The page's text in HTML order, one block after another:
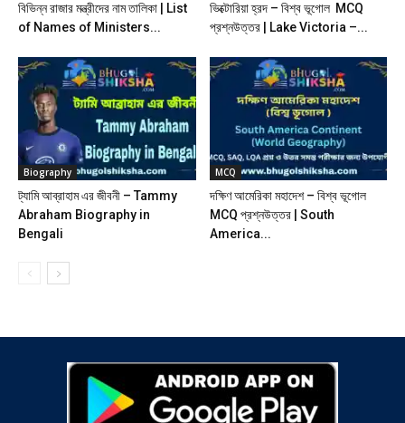
বিভিন্ন রাজার মন্ত্রীদের নাম তালিকা | List
of Names of Ministers...
ভিক্টোরিয়া হ্রদ – বিশ্ব ভূগোল MCQ
প্রশ্নউত্তর | Lake Victoria –...
Biography
ট্যামি আব্রাহাম এর জীবনী – Tammy
Abraham Biography in
Bengali
MCQ
দক্ষিণ আমেরিকা মহাদেশ – বিশ্ব ভূগোল
MCQ প্রশ্নউত্তর | South
America...